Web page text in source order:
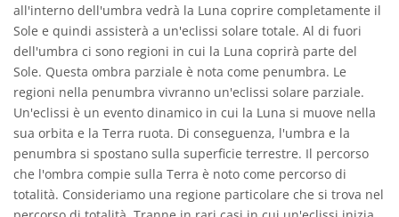
all'interno dell'umbra vedrà la Luna coprire completamente il
Sole e quindi assisterà a un'eclissi solare totale. Al di fuori
dell'umbra ci sono regioni in cui la Luna coprirà parte del
Sole. Questa ombra parziale è nota come penumbra. Le
regioni nella penumbra vivranno un'eclissi solare parziale.
Un'eclissi è un evento dinamico in cui la Luna si muove nella
sua orbita e la Terra ruota. Di conseguenza, l'umbra e la
penumbra si spostano sulla superficie terrestre. Il percorso
che l'ombra compie sulla Terra è noto come percorso di
totalità. Consideriamo una regione particolare che si trova nel